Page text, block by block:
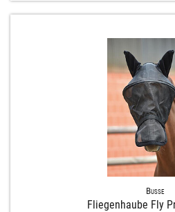
Busse
Fliegenhaube Fly